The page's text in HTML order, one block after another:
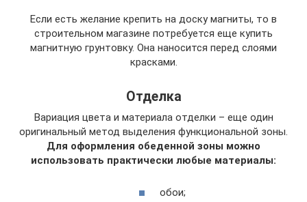
Если есть желание крепить на доску магниты, то в
строительном магазине потребуется еще купить
магнитную грунтовку. Она наносится перед слоями
красками.
Отделка
Вариация цвета и материала отделки – еще один
оригинальный метод выделения функциональной зоны.
Для оформления обеденной зоны можно
использовать практически любые материалы:
обои;